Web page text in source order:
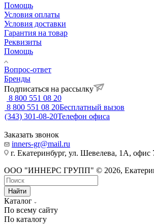
Помощь
Условия оплаты
Условия доставки
Гарантия на товар
Реквизиты
Помощь
Вопрос-ответ
Бренды
Подписаться на рассылку
8 800 551 08 20
8 800 551 08 20Бесплатный вызов
(343) 301-08-20Телефон офиса
Заказать звонок
inners-gr@mail.ru
г. Екатеринбург, ул. Шевелева, 1А, офис
ООО "ИННЕРС ГРУПП" © 2026,
Найти
Каталог
По всему сайту
По каталогу